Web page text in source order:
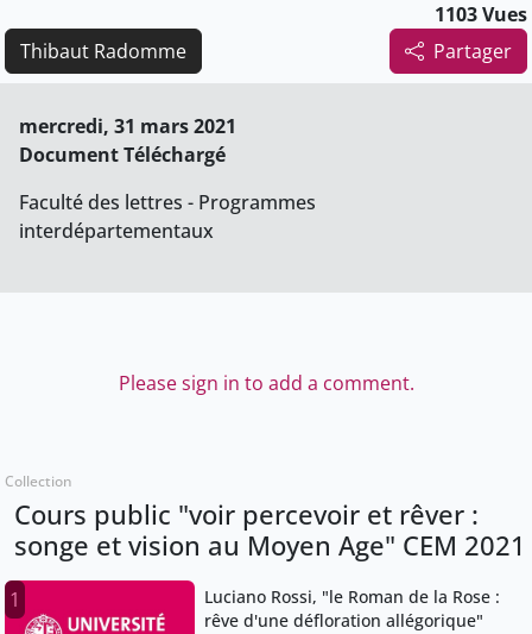
1103 Vues
Partager
Thibaut Radomme
mercredi, 31 mars 2021
Document Téléchargé
Faculté des lettres - Programmes
interdépartementaux
Please sign in to add a comment.
Collection
Cours public "voir percevoir et rêver :
songe et vision au Moyen Age" CEM 2021
1
Luciano Rossi, "le Roman de la Rose :
rêve d'une défloration allégorique"